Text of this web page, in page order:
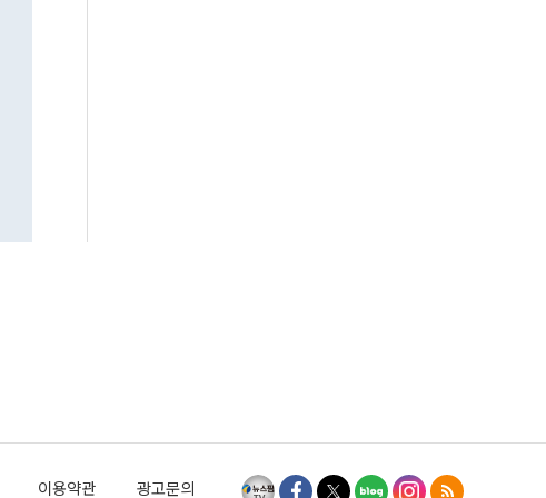
이용약관 광고문의